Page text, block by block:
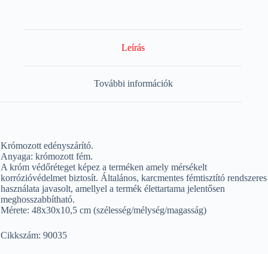
Leírás
További információk
Krómozott edényszárító.
Anyaga: krómozott fém.
A króm védőréteget képez a terméken amely mérsékelt
korrózióvédelmet biztosít. Általános, karcmentes fémtisztító rendszeres
használata javasolt, amellyel a termék élettartama jelentősen
meghosszabbítható.
Mérete: 48x30x10,5 cm (szélesség/mélység/magasság)
Cikkszám: 90035